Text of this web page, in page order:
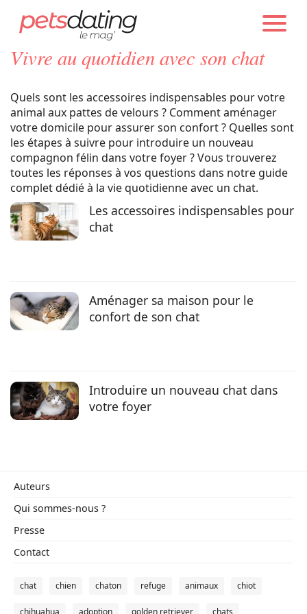
Chien
Chat
Faits Divers
PETS DATING GUIDES CHAT
Vivre au quotidien avec son chat
Quels sont les accessoires indispensables pour votre
animal aux pattes de velours ? Comment aménager
votre domicile pour assurer son confort ? Quelles sont
les étapes à suivre pour introduire un nouveau
compagnon félin dans votre foyer ? Vous trouverez
toutes les réponses à vos questions dans notre guide
complet dédié à la vie quotidienne avec un chat.
Les accessoires indispensables pour
chat
Aménager sa maison pour le
confort de son chat
Introduire un nouveau chat dans
votre foyer
Auteurs
Qui sommes-nous ?
Presse
Contact
chat chien chaton refuge animaux chiot
chihuahua adoption golden retriever chats